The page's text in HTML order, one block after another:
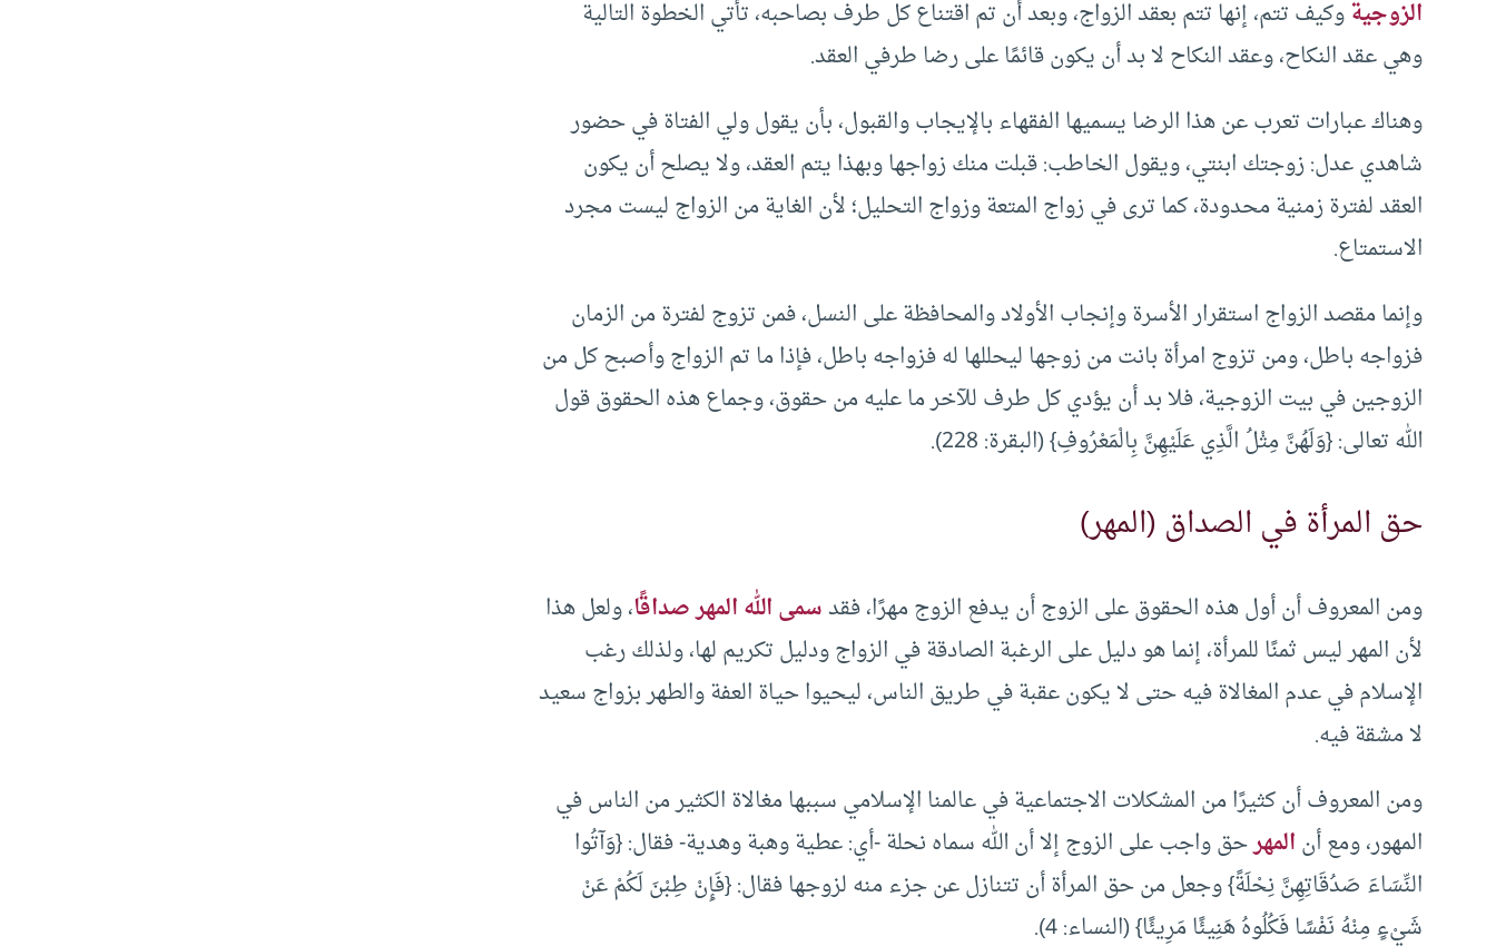
الزوجيةوكيف تتم، إنها تتم بعقد الزواج، وبعد أن تم اقتناع كل طرف بصاحبه، تأتي الخطوة التالية
وهي عقد النكاح، وعقد النكاح لا بد أن يكون قائمًا على رضا طرفي العقد.
وهناك عبارات تعرب عن هذا الرضا يسميها الفقهاء بالإيجاب والقبول، بأن يقول ولي الفتاة في حضور
شاهدي عدل: زوجتك ابنتي، ويقول الخاطب: قبلت منك زواجها وبهذا يتم العقد، ولا يصلح أن يكون
العقد لفترة زمنية محدودة، كما ترى في زواج المتعة وزواج التحليل؛ لأن الغاية من الزواج ليست مجرد
الاستمتاع.
وإنما مقصد الزواج استقرار الأسرة وإنجاب الأولاد والمحافظة على النسل، فمن تزوج لفترة من الزمان
فزواجه باطل، ومن تزوج امرأة بانت من زوجها ليحللها له فزواجه باطل، فإذا ما تم الزواج وأصبح كل من
الزوجين في بيت الزوجية، فلا بد أن يؤدي كل طرف للآخر ما عليه من حقوق، وجماع هذه الحقوق قول
الله تعالى: {وَلَهُنَّ مِثْلُ الَّذِي عَلَيْهِنَّ بِالْمَعْرُوفِ} (البقرة: 228).
حق المرأة في الصداق (المهر)
ومن المعروف أن أول هذه الحقوق على الزوج أن يدفع الزوج مهرًا، فقدسمى الله المهر صداقًا، ولعل هذا
لأن المهر ليس ثمنًا للمرأة، إنما هو دليل على الرغبة الصادقة في الزواج ودليل تكريم لها، ولذلك رغب
الإسلام في عدم المغالاة فيه حتى لا يكون عقبة في طريق الناس، ليحيوا حياة العفة والطهر بزواج سعيد
لا مشقة فيه.
ومن المعروف أن كثيرًا من المشكلات الاجتماعية في عالمنا الإسلامي سببها مغالاة الكثير من الناس في
المهور، ومع أنالمهرحق واجب على الزوج إلا أن الله سماه نحلة -أي: عطية وهبة وهدية- فقال: {وَآتُوا
النِّسَاءَ صَدُقَاتِهِنَّ نِحْلَةً} وجعل من حق المرأة أن تتنازل عن جزء منه لزوجها فقال: {فَإِنْ طِبْنَ لَكُمْ عَنْ
شَيْءٍ مِنْهُ نَفْسًا فَكُلُوهُ هَنِيئًا مَرِيئًا} (النساء: 4).